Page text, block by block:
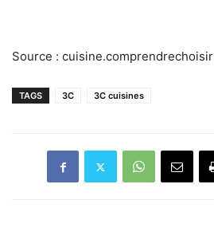
Source : cuisine.comprendrechoisir
TAGS 3C 3C cuisines